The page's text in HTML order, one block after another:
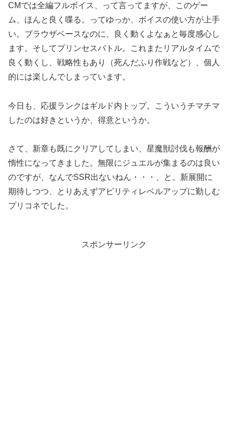
CMでは全編フルボイス、って言ってますが、このゲー
ム、ほんと良く喋る。ってゆっか、ボイスの使い方が上手
い。ブラウザベースなのに、良く動くよなぁと毎度感心し
ます。そしてプリンセスバトル。これまたリアルタイムで
良く動くし、戦略性もあり（死んだふり作戦など）、個人
的には楽しんでしまっています。
今日も、応援ランクはギルド内トップ。こういうチマチマ
したのは好きというか、得意というか。
さて、新章も既にクリアしてしまい、星魔獣討伐も報酬が
惰性になってきました。無限にジュエルが集まるのは良い
のですが、なんでSSR出ないねん・・・、と。新展開に
期待しつつ、とりあえずアビリティレベルアップに勤しむ
プリコネでした。
スポンサーリンク